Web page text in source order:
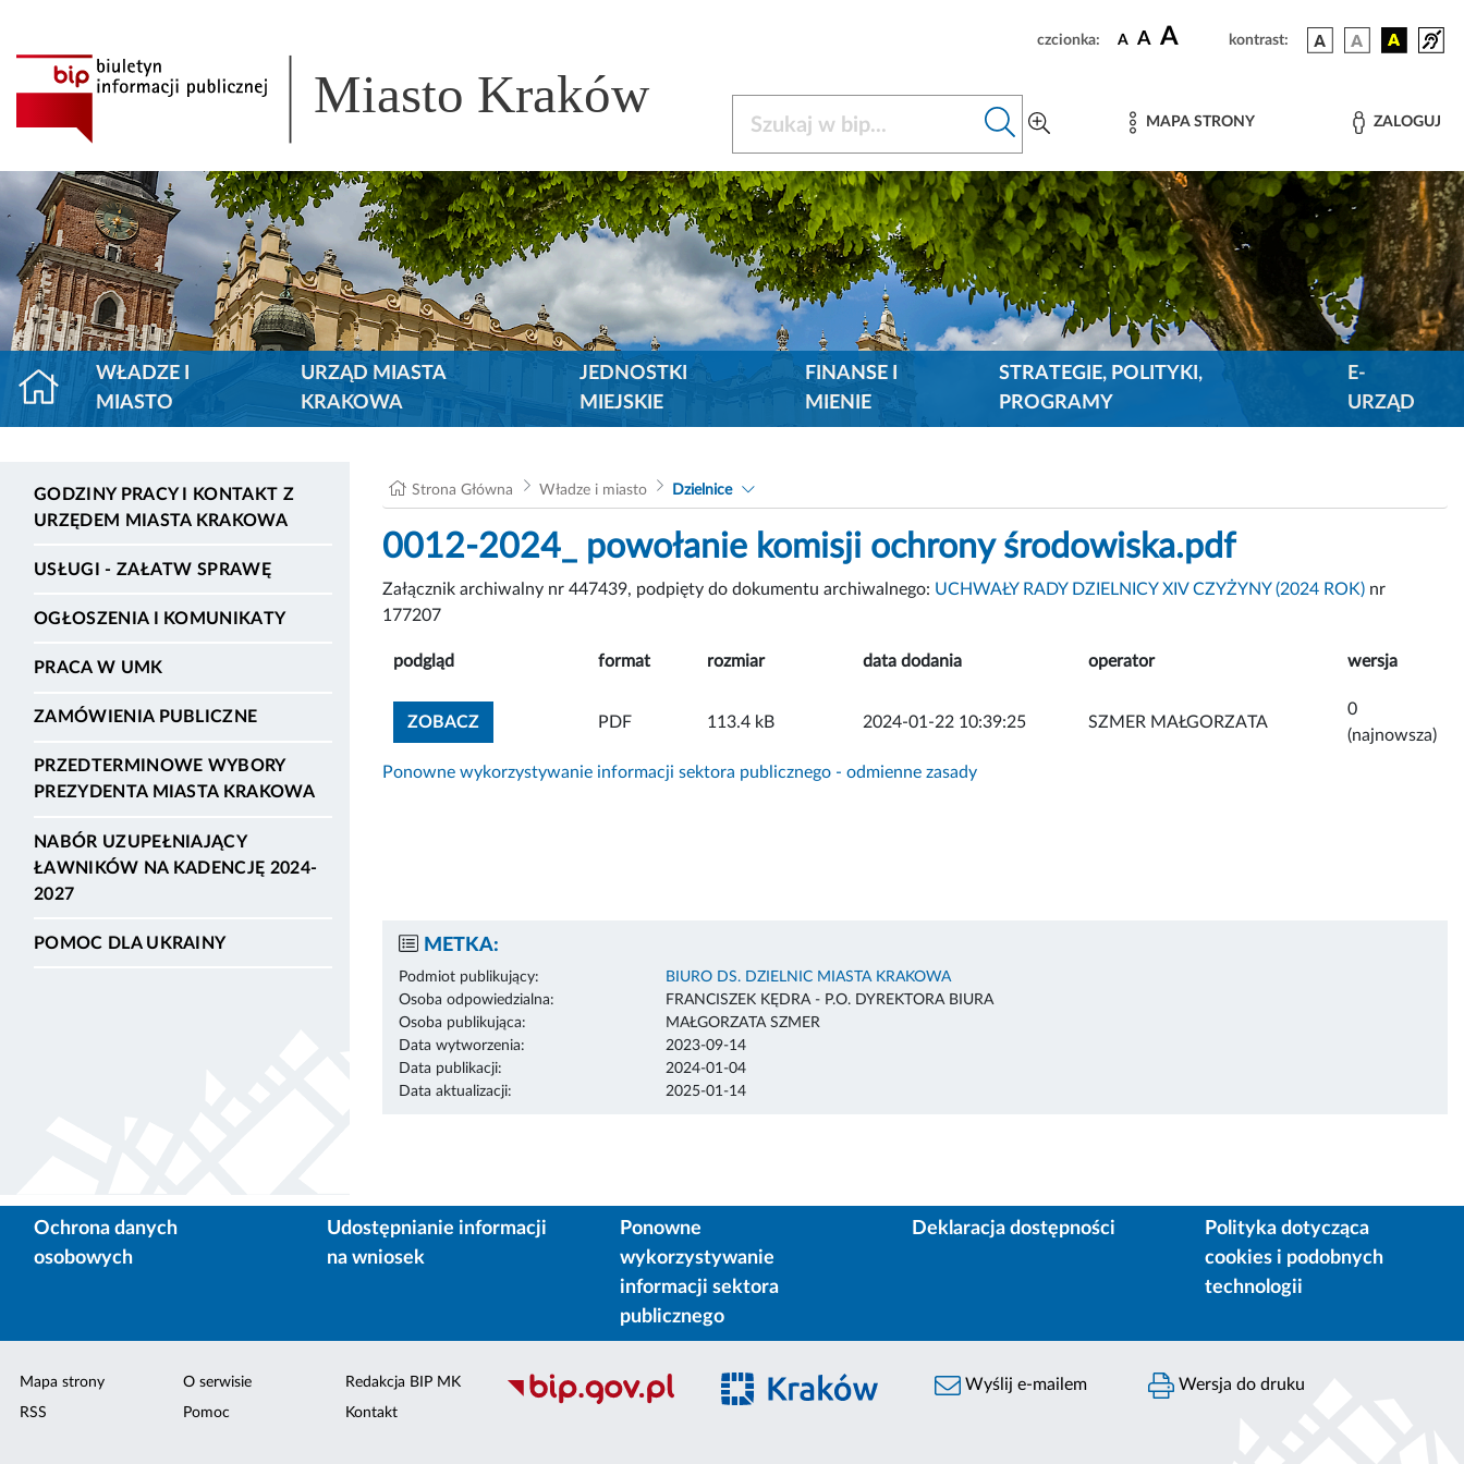
czcionka: A A A kontrast:
Miasto Kraków MAPA STRONY ZALOGUJ
WŁADZE I
MIASTO
URZĄD MIASTA
KRAKOWA
JEDNOSTKI
MIEJSKIE
FINANSE I
MIENIE
STRATEGIE, POLITYKI,
PROGRAMY
E-
URZĄD
GODZINY PRACY I KONTAKT Z
URZĘDEM MIASTA KRAKOWA
USŁUGI - ZAŁATW SPRAWĘ
OGŁOSZENIA I KOMUNIKATY
PRACA W UMK
ZAMÓWIENIA PUBLICZNE
PRZEDTERMINOWE WYBORY
PREZYDENTA MIASTA KRAKOWA
NABÓR UZUPEŁNIAJĄCY
ŁAWNIKÓW NA KADENCJĘ 2024-
2027
POMOC DLA UKRAINY
Strona Główna Władze i miasto Dzielnice
0012-2024_ powołanie komisji ochrony środowiska.pdf
Załącznik archiwalny nr 447439, podpięty do dokumentu archiwalnego: UCHWAŁY RADY DZIELNICY XIV CZYŻYNY (2024 ROK) nr
177207
podgląd format rozmiar data dodania operator wersja
ZOBACZZOBACZ ZAŁĄCZNIK
PDF 113.4 kB 2024-01-22 10:39:25 SZMER MAŁGORZATA
0
(najnowsza)
Ponowne wykorzystywanie informacji sektora publicznego - odmienne zasady
METKA:
Podmiot publikujący:
BIURO DS. DZIELNIC MIASTA KRAKOWA
Osoba odpowiedzialna:
FRANCISZEK KĘDRA - P.O. DYREKTORA BIURA
Osoba publikująca:
MAŁGORZATA SZMER
Data wytworzenia:
2023-09-14
Data publikacji:
2024-01-04
Data aktualizacji:
2025-01-14
Ochrona danych
osobowych
Udostępnianie informacji
na wniosek
Ponowne
wykorzystywanie
informacji sektora
publicznego
Deklaracja dostępności
Polityka dotycząca
cookies i podobnych
technologii
Mapa strony
RSS
O serwisie
Pomoc
Redakcja BIP MK
Kontakt
Wyślij e-mailem Wersja do druku